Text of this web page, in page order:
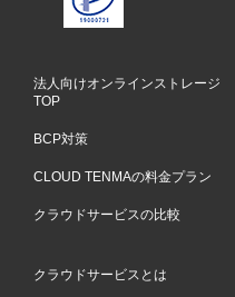
法人向けオンラインストレージ
TOP
BCP対策
CLOUD TENMAの料金プラン
クラウドサービスの比較
クラウドサービスとは